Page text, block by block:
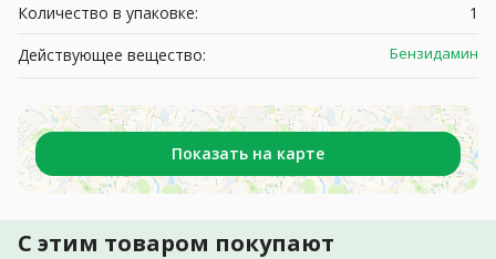
Количество в упаковке:
1
Действующее вещество:
Бензидамин
Показать на карте
С этим товаром покупают